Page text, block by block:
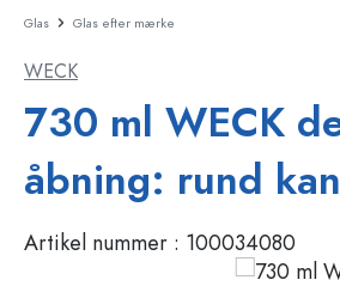
Flasker
Opbevaringsbeholdere
Bordservice
Beholdere til kosmetik
Glas Glas efter mærke
WECK
730 ml WECK
åbning: rund
Artikel nummer : 100034080